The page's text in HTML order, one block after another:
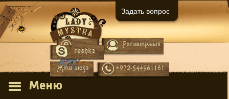
Вход Регистрация
Жми сюда +972-544961161
reshka
Меню
Задать вопрос